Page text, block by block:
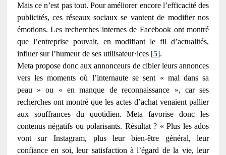
Mais ce n’est pas tout. Pour améliorer encore l’efficacité des
publicités, ces réseaux sociaux se vantent de modifier nos
émotions. Les recherches internes de Facebook ont montré
que l’entreprise pouvait, en modifiant le fil d’actualités,
influer sur l’humeur de ses utilisateur·ices [5].
Meta propose donc aux annonceurs de cibler leurs annonces
vers les moments où l’internaute se sent « mal dans sa
peau » ou « en manque de reconnaissance », car ses
recherches ont montré que les actes d’achat venaient pallier
aux souffrances du quotidien. Meta favorise donc les
contenus négatifs ou polarisants. Résultat ? « Plus les ados
vont sur Instagram, plus leur bien-être général, leur
confiance en soi, leur satisfaction à l’égard de la vie, leur